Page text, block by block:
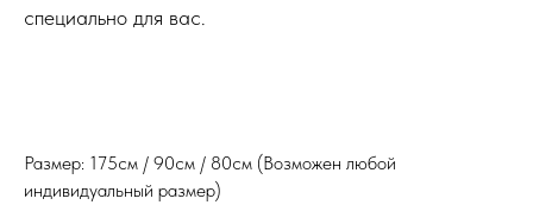
специально для вас.
Размер: 175см / 90см / 80см (Возможен любой
индивидуальный размер)